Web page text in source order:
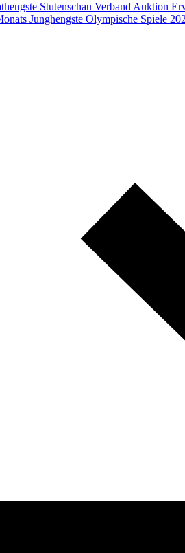
Stutenschau Verband Auktion
Junghengste Olympische Spiele